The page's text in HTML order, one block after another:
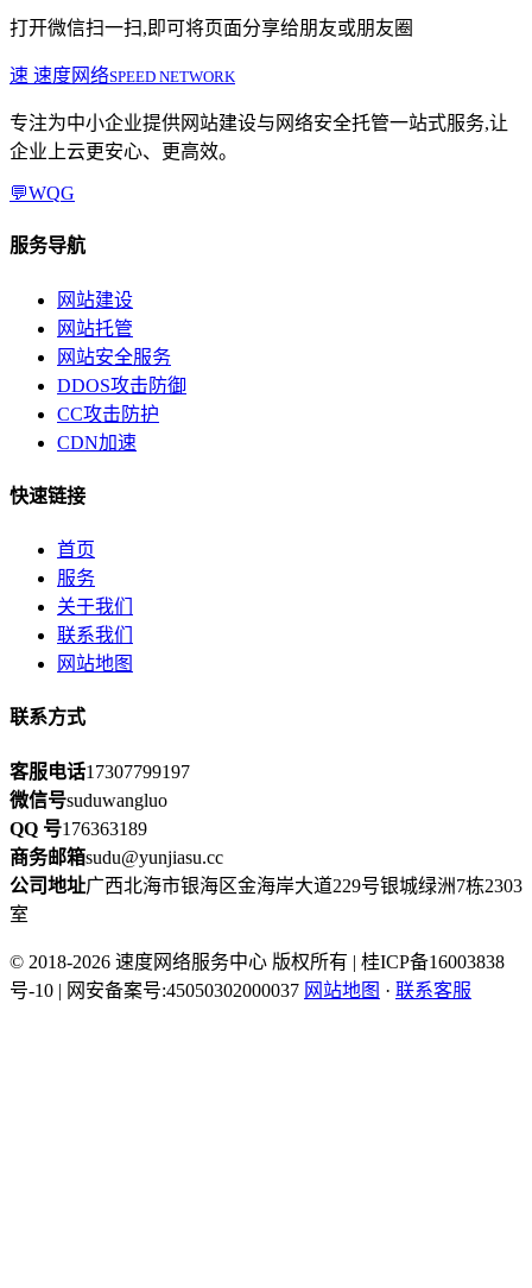
打开微信扫一扫,即可将页面分享给朋友或朋友圈
速 速度网络SPEED NETWORK
专注为中小企业提供网站建设与网络安全托管一站式服务,让
企业上云更安心、更高效。
💬WQG
服务导航
网站建设
网站托管
网站安全服务
DDOS攻击防御
CC攻击防护
CDN加速
快速链接
首页
服务
关于我们
联系我们
网站地图
联系方式
客服电话17307799197
微信号suduwangluo
QQ 号176363189
商务邮箱sudu@yunjiasu.cc
公司地址广西北海市银海区金海岸大道229号银城绿洲7栋2303
室
© 2018-2026 速度网络服务中心 版权所有 | 桂ICP备16003838
号-10 | 网安备案号:45050302000037 网站地图 · 联系客服